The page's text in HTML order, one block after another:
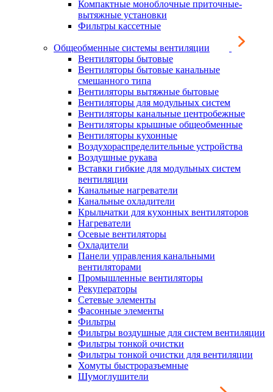
Компактные моноблочные приточные-
вытяжные установки
Фильтры кассетные
Общеобменные системы вентиляции
Вентиляторы бытовые
Вентиляторы бытовые канальные
смешанного типа
Вентиляторы вытяжные бытовые
Вентиляторы для модульных систем
Вентиляторы канальные центробежные
Вентиляторы крышные общеобменные
Вентиляторы кухонные
Воздухораспределительные устройства
Воздушные рукава
Вставки гибкие для модульных систем
вентиляции
Канальные нагреватели
Канальные охладители
Крыльчатки для кухонных вентиляторов
Нагреватели
Осевые вентиляторы
Охладители
Панели управления канальными
вентиляторами
Промышленные вентиляторы
Рекуператоры
Сетевые элементы
Фасонные элементы
Фильтры
Фильтры воздушные для систем вентиляции
Фильтры тонкой очистки
Фильтры тонкой очистки для вентиляции
Хомуты быстроразъемные
Шумоглушители